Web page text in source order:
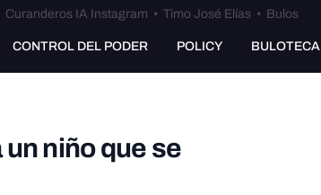
Curanderos IA Instagram • Timo José Elías• Bulos
CONTROL DEL PODER POLICY BULOTECA
un niño que se